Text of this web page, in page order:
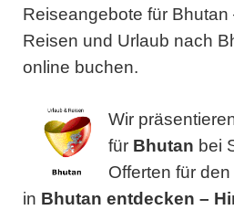
Reiseangebote für Bhutan
Reisen und Urlaub nach
online buchen.
Wir
fürBhutan bei
Offerten für
in Bhutan entdecken –